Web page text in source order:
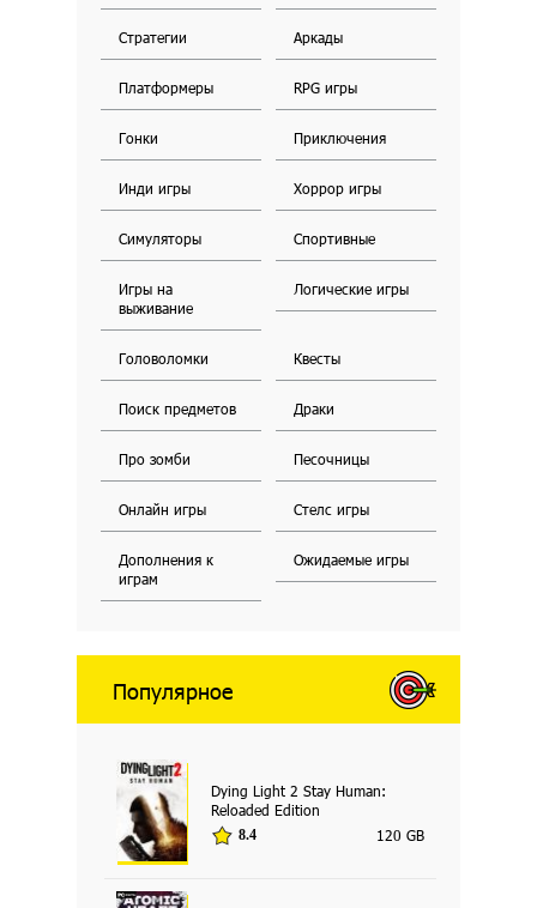
Стратегии Аркады
Платформеры RPG игры
Гонки Приключения
Инди игры Хоррор игры
Симуляторы Спортивные
Игры на
выживание
Логические игры
Головоломки Квесты
Поиск предметов Драки
Про зомби Песочницы
Онлайн игры Стелс игры
Дополнения к
играм
Ожидаемые игры
Популярное
Dying Light 2 Stay Human:
Reloaded Edition
8.4 120 GB